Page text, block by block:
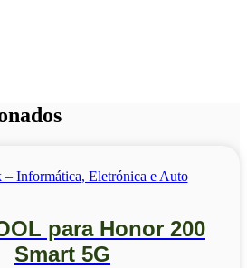
para Honor 200
Smart 5G